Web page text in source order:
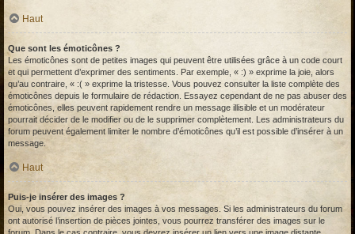
Haut
Que sont les émoticônes ?
Les émoticônes sont de petites images qui peuvent être utilisées grâce à un code court
et qui permettent d’exprimer des sentiments. Par exemple, « :) » exprime la joie, alors
qu’au contraire, « :( » exprime la tristesse. Vous pouvez consulter la liste complète des
émoticônes depuis le formulaire de rédaction. Essayez cependant de ne pas abuser des
émoticônes, elles peuvent rapidement rendre un message illisible et un modérateur
pourrait décider de le modifier ou de le supprimer complètement. Les administrateurs du
forum peuvent également limiter le nombre d’émoticônes qu’il est possible d’insérer à un
message.
Haut
Puis-je insérer des images ?
Oui, vous pouvez insérer des images à vos messages. Si les administrateurs du forum
ont autorisé l’insertion de pièces jointes, vous pourrez transférer des images sur le